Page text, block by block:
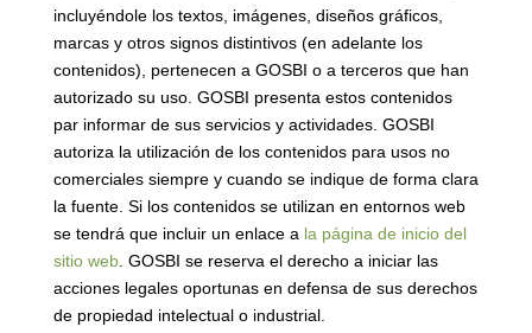
incluyéndole los textos, imágenes, diseños gráficos,
marcas y otros signos distintivos (en adelante los
contenidos), pertenecen a GOSBI o a terceros que han
autorizado su uso. GOSBI presenta estos contenidos
par informar de sus servicios y actividades. GOSBI
autoriza la utilización de los contenidos para usos no
comerciales siempre y cuando se indique de forma clara
la fuente. Si los contenidos se utilizan en entornos web
se tendrá que incluir un enlace a la página de inicio del
sitio web. GOSBI se reserva el derecho a iniciar las
acciones legales oportunas en defensa de sus derechos
de propiedad intelectual o industrial.